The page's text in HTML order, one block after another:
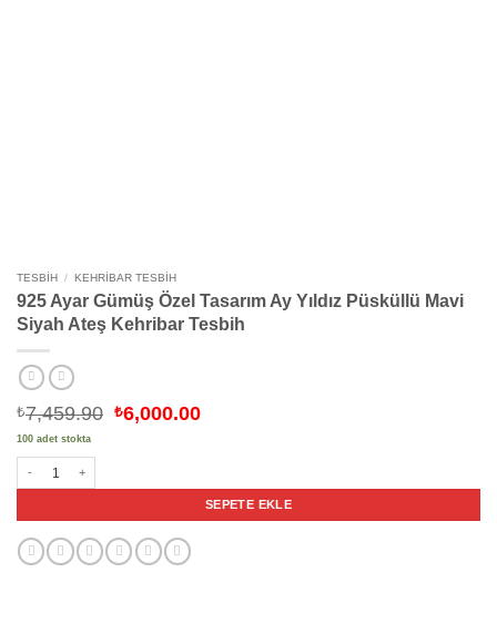
TESBIH / KEHRIBAR TESBIH
925 Ayar Gümüş Özel Tasarım Ay Yıldız Püsküllü Mavi
Siyah Ateş Kehribar Tesbih
₺7,459.90 Orijinal
fiyat:
₺6,000.00Şu
100 adet stokta
SEPETE EKLE